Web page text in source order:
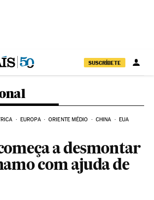
SUSCRÍBETE
EUROPA ORIENTE MÉDIO CHINA EUA
a desmontar
com ajuda de